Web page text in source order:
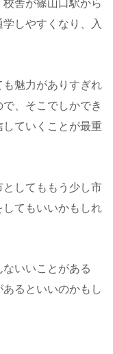
舎が篠山口駅から
しやすくなり、入
魅力がありすぎれ
、そこでしかでき
ていくことが最重
してももう少し市
てもいいかもしれ
いいことがある
るといいのかもし